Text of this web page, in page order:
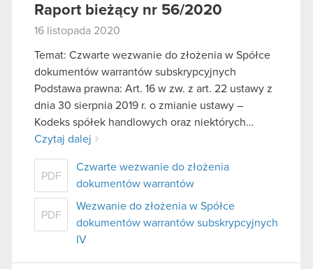
Raport bieżący nr 56/2020
16 listopada 2020
Temat: Czwarte wezwanie do złożenia w Spółce
dokumentów warrantów subskrypcyjnych
Podstawa prawna: Art. 16 w zw. z art. 22 ustawy z
dnia 30 sierpnia 2019 r. o zmianie ustawy –
Kodeks spółek handlowych oraz niektórych…
Czytaj dalej
PDF
Czwarte wezwanie do złożenia
dokumentów warrantów
PDF
Wezwanie do złożenia w Spółce
dokumentów warrantów subskrypcyjnych
IV